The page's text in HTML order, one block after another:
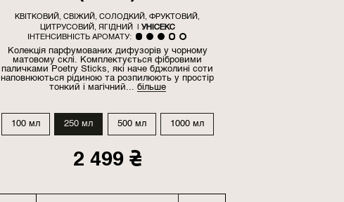
КВІТКОВИЙ, СВІЖИЙ, СОЛОДКИЙ, ФРУКТОВИЙ,
ЦИТРУСОВИЙ, ЯГІДНИЙ
УНІСЕКС
ІНТЕНСИВНІСТЬ АРОМАТУ:
Колекція парфумованих дифузорів у чорному
матовому склі. Комплектується фібровими
паличками Poetry Sticks, які наче бджолині соти
наповнюються рідиною та розпилюють у простір
тонкий і магічний... більше
100 мл 1000 мл
250 мл 500 мл
2 499 ₴